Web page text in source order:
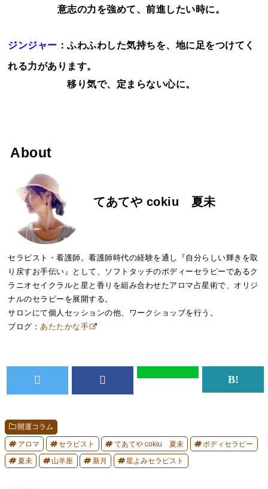
意志の力を強めて、前進したい時に。
ジンジャー ：ふわふわした気持ちを、地に足をつけてく
れる力があります。
移り気で、定まらない心に。
About
てあてや cokiu 夏未
セラピスト・看護師。看護師時代の経験を通し『自分らしい輝きを取
り戻すお手伝い』として、ソフトタッチのボディーセラピーであるク
ラニオセイクラルと星と香りを組み合わせたアロマ占星術で、オリジ
ナルのセラピーを展開する。
サロンにて個人セッションの他、ワークショップを行う。
ブログ：あたたかな手
開運コラム
アロマ セラピスト てあてや cokiu 夏未 ボディセラピー
夏未 山羊座 新月 星よみセラピスト